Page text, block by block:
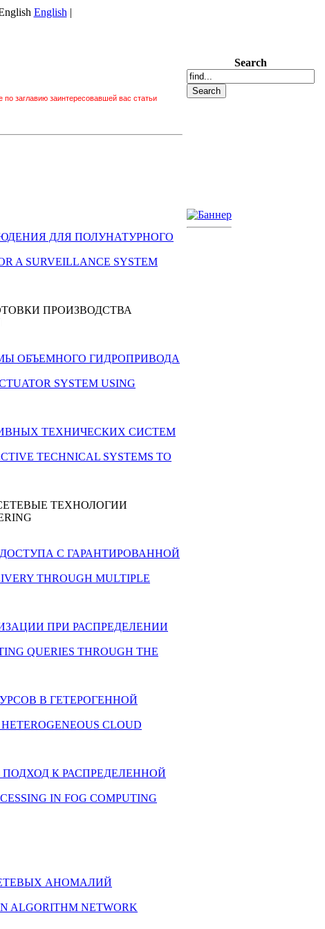
English |
заглавию заинтересовавшей вас статьи
ДЛЯ ПОЛУНАТУРНОГО
A SURVEILLANCE SYSTEM
ПРОИЗВОДСТВА
ОБЪЕМНОГО ГИДРОПРИВОДА
SYSTEM USING
ТЕХНИЧЕСКИХ СИСТЕМ
TECHNICAL SYSTEMS TO
ТЕХНОЛОГИИ
ДОСТУПА С ГАРАНТИРОВАННОЙ
THROUGH MULTIPLE
ПРИ РАСПРЕДЕЛЕНИИ
QUERIES THROUGH THE
В ГЕТЕРОГЕННОЙ
CLOUD
ПОДХОД К РАСПРЕДЕЛЕННОЙ
IN FOG COMPUTING
АНОМАЛИЙ
ALGORITHM NETWORK
Search